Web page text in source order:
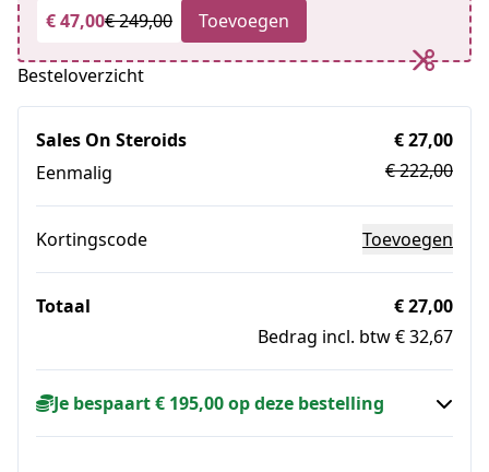
€ 47,00€ 249,00 Toevoegen
Besteloverzicht
Sales On Steroids
Eenmalig
€ 27,00
€ 222,00
Kortingscode Toevoegen
Totaal
€ 27,00
Bedrag incl. btw € 32,67
Je bespaart € 195,00 op deze bestelling